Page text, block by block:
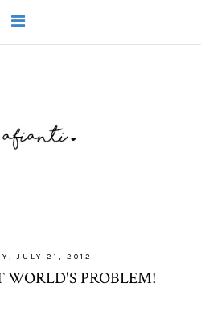
JULY 21, 2012
WORLD'S PROBLEM!